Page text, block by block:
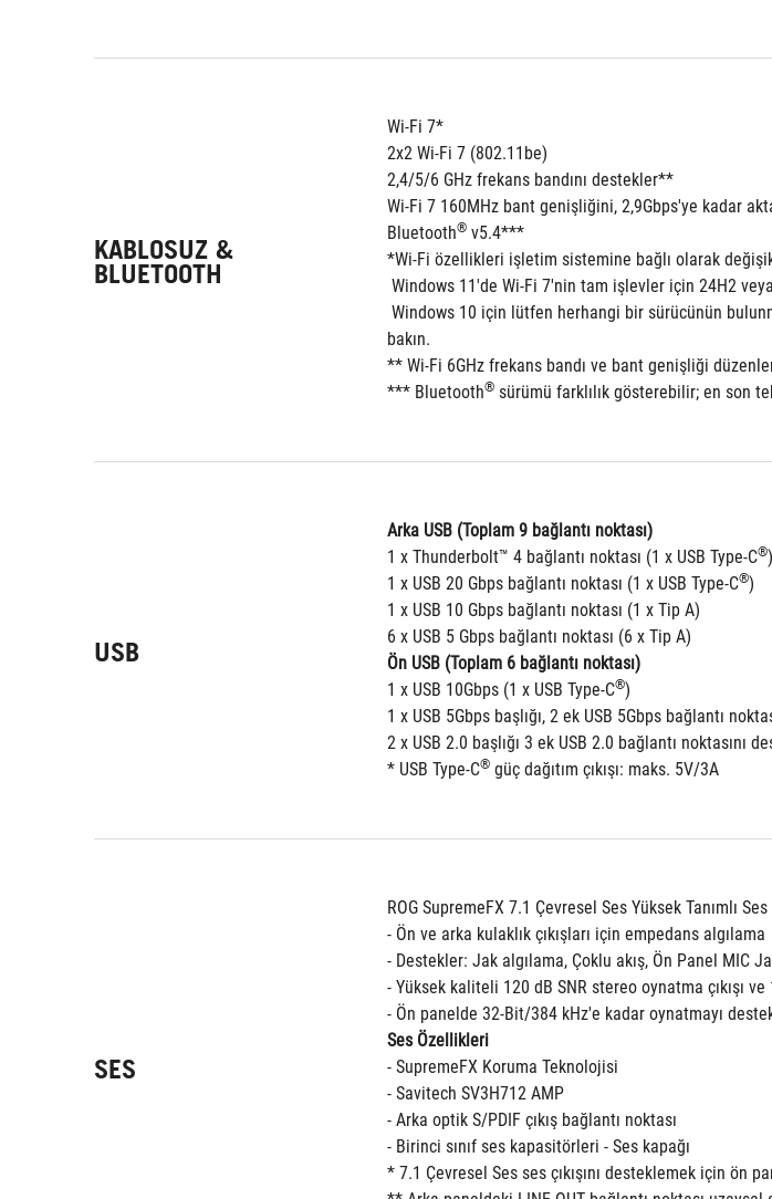
KABLOSUZ &
BLUETOOTH
Wi-Fi 7*
2x2 Wi-Fi 7 (802.11be)
2,4/5/6 GHz frekans bandını destekler**
Wi-Fi 7 160MHz bant genişliğini, 2,9Gbps'ye kadar
Bluetooth® v5.4***
*Wi-Fi özellikleri işletim sistemine bağlı olarak
Windows 11'de Wi-Fi 7'nin tam işlevler için 24H2
bakın.
** Wi-Fi 6GHz frekans bandı ve bant genişliği
*** Bluetooth® sürümü farklılık gösterebilir; en son
USB
Arka USB (Toplam 9 bağlantı noktası)
1 x Thunderbolt™ 4 bağlantı noktası (1 x USB Type-C®)
1 x USB 20 Gbps bağlantı noktası (1 x USB Type-C®)
1 x USB 10 Gbps bağlantı noktası (1 x Tip A)
6 x USB 5 Gbps bağlantı noktası (6 x Tip A)
Ön USB (Toplam 6 bağlantı noktası)
1 x USB 10Gbps (1 x USB Type-C®)
1 x USB 5Gbps başlığı, 2 ek USB 5Gbps bağlantı
2 x USB 2.0 başlığı 3 ek USB 2.0 bağlantı noktasını
* USB Type-C® güç dağıtım çıkışı: maks. 5V/3A
SES
ROG SupremeFX 7.1 Çevresel Ses Yüksek Tanımlı
- Ön ve arka kulaklık çıkışları için empedans algılama
- Destekler: Jak algılama, Çoklu akış, Ön Panel MIC
- Yüksek kaliteli 120 dB SNR stereo oynatma çıkışı
- Ön panelde 32-Bit/384 kHz'e kadar oynatmayı
Ses Özellikleri
- SupremeFX Koruma Teknolojisi
- Savitech SV3H712 AMP
- Arka optik S/PDIF çıkış bağlantı noktası
- Birinci sınıf ses kapasitörleri - Ses kapağı
* 7.1 Çevresel Ses ses çıkışını desteklemek için ön